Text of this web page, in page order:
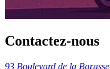
Contactez-nous
93 Boulevard de la Barasse